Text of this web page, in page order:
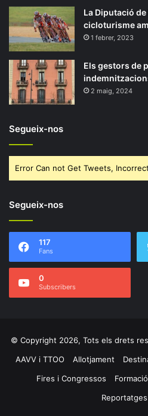
La Diputació
cicloturisme
1 febrer, 2023
Els gestors de
2 maig, 2024
Segueix-nos
Error Can not Get Tweets,
Segueix-nos
117
Fans
0
Subscribers
© Copyright 2026, Tots els drets
AAVV i TTOO
Allotjament
Fires i Congressos
Formació
Reportatges